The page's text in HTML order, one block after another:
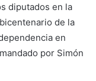
diputados en la
de la
en
por Simón